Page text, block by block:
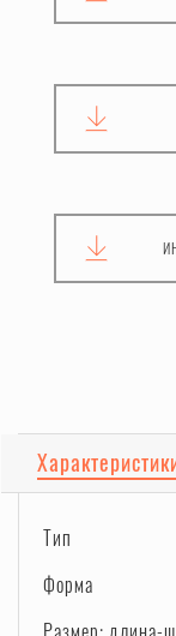
Тип
Форма